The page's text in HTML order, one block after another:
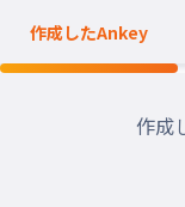
作成したAnkey
作成